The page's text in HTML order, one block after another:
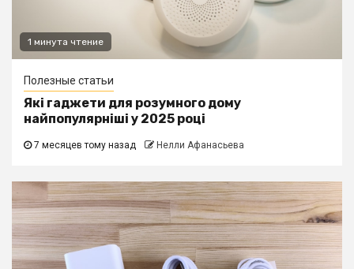
1 минута чтение
Полезные статьи
Які гаджети для розумного дому
найпопулярніші у 2025 році
7 месяцев тому назад Нелли Афанасьева